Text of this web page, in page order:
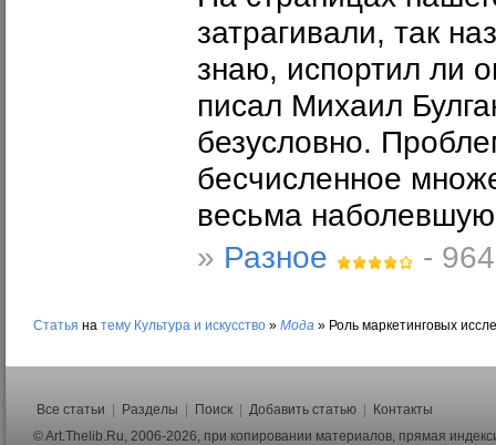
затрагивали, так
знаю, испортил ли
писал Михаил
безусловно.
бесчисленное
весьма
» Разное -
Статья на тему Культура и искусство » Мода » Роль маркетинговых
Все статьи Разделы Поиск Добавить статью
Контакты
© Art.Thelib.Ru, 2006-2026, при копировании материалов, прямая